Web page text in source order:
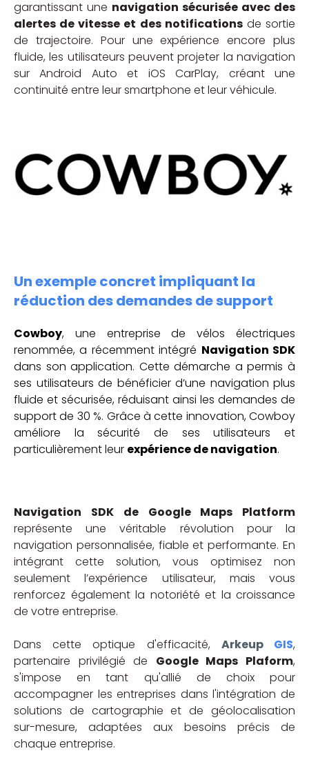
garantissant une navigation sécurisée avec des
alertes de vitesse et des notificationsde sortie
de trajectoire. Pour une expérience encore plus
fluide, les utilisateurs peuvent projeter la navigation
sur Android Auto et iOS CarPlay, créant une
continuité entre leur smartphone et leur véhicule.
Un exemple concret impliquant la
réduction des demandes de support
Cowboy, une entreprise de vélos électriques
renommée, a récemment intégré Navigation SDK
dans son application. Cette démarche a permis à
ses utilisateurs de bénéficier d’une navigation plus
fluide et sécurisée, réduisant ainsi les demandes de
support de 30 %. Grâce à cette innovation, Cowboy
améliore la sécurité de ses utilisateurs et
particulièrement leur expérience de navigation.
Navigation SDK
de Google Maps Platform
représente une véritable révolution pour la
navigation personnalisée, fiable et performante. En
intégrant cette solution, vous optimisez non
seulement l’expérience utilisateur, mais vous
renforcez également la notoriété et la croissance
de votre entreprise.
Dans cette optique d'efficacité, Arkeup GIS,
partenaire privilégié de Google Maps Plaform,
s'impose en tant qu'allié de choix pour
accompagner les entreprises dans l'intégration de
solutions de cartographie et de géolocalisation
sur-mesure, adaptées aux besoins précis de
chaque entreprise.